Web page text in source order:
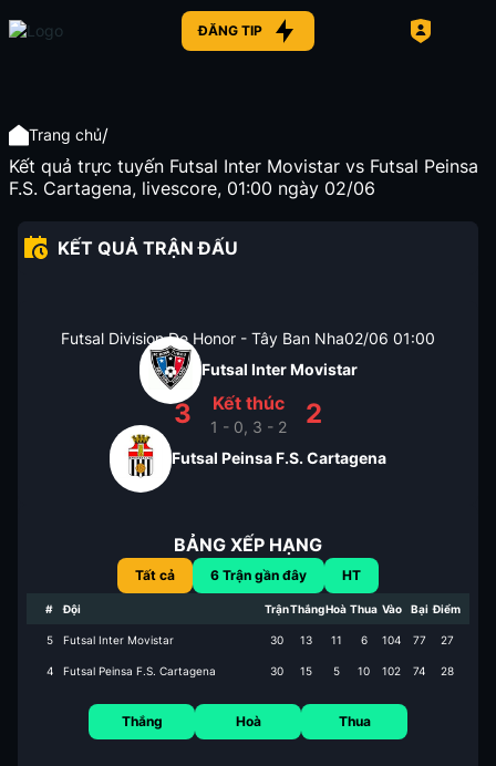
ĐĂNG TIP
Trang chủ/
Kết quả trực tuyến Futsal Inter Movistar vs Futsal Peinsa
F.S. Cartagena, livescore, 01:00 ngày 02/06
KẾT QUẢ TRẬN ĐẤU
Futsal Division De Honor - Tây Ban Nha02/06 01:00
Futsal Inter Movistar
3 Kết thúc
1 - 0, 3 - 2 2
Futsal Peinsa F.S. Cartagena
BẢNG XẾP HẠNG
Tất cả 6 Trận gần đây HT
# Đội TrậnThắngHoà Thua Vào Bại Điểm
5 Futsal Inter Movistar 30 13 11 6 104 77 27
4 Futsal Peinsa F.S. Cartagena 30 15 5 10 102 74 28
Thắng Hoà Thua